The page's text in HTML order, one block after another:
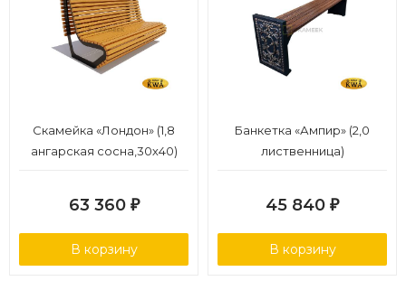
Скамейка «Лондон» (1,8
ангарская сосна,30х40)
63 360 ₽
В корзину
Банкетка «Ампир» (2,0
лиственница)
45 840 ₽
В корзину